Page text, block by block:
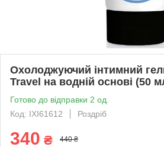
Охолоджуючий інтимний
Travel на водній основі (50
Готово до відправки 2 од.
Код: IXI61612
Роздріб
340 ₴ 440 ₴